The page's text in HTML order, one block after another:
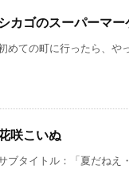
カゴのスーパーマ
めての町に行ったら、
咲こいぬ
ブタイトル：「夏だねえ